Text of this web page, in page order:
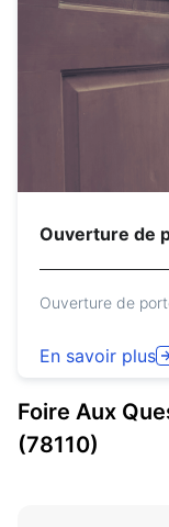
Ouverture de
Ouverture de
En savoir plus
Foire Aux
(78110)